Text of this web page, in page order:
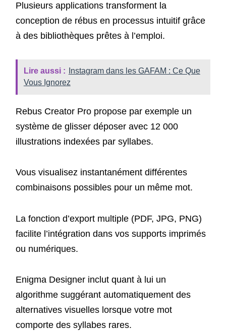
Plusieurs applications transforment la
conception de rébus en processus intuitif grâce
à des bibliothèques prêtes à l’emploi.
Lire aussi :
Instagram dans les GAFAM : Ce Que
Vous Ignorez
Rebus Creator Pro propose par exemple un
système de glisser déposer avec 12 000
illustrations indexées par syllabes.
Vous visualisez instantanément différentes
combinaisons possibles pour un même mot.
La fonction d’export multiple (PDF, JPG, PNG)
facilite l’intégration dans vos supports imprimés
ou numériques.
Enigma Designer inclut quant à lui un
algorithme suggérant automatiquement des
alternatives visuelles lorsque votre mot
comporte des syllabes rares.